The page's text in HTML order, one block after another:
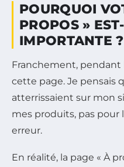
POURQUOI
PROPOS »
IMPORTANTE ?
Franchement,
cette page. Je pensais
atterrissaient sur mon
mes produits, pas pour
erreur.
En réalité, la page « À